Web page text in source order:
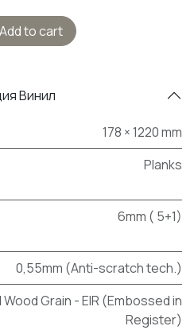
Add to cart
Винил
178 × 1220 mm
Planks
6mm ( 5+1)
0,55mm (Anti-scratch tech.)
Wood Grain - EIR (Embossed in
Register)